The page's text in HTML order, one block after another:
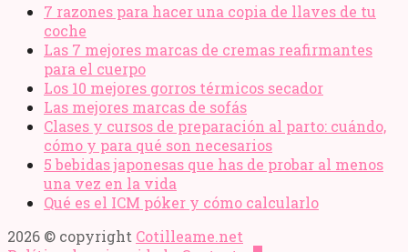
7 razones para hacer una copia de llaves de tu
coche
Las 7 mejores marcas de cremas reafirmantes
para el cuerpo
Los 10 mejores gorros térmicos secador
Las mejores marcas de sofás
Clases y cursos de preparación al parto: cuándo,
cómo y para qué son necesarios
5 bebidas japonesas que has de probar al menos
una vez en la vida
Qué es el ICM póker y cómo calcularlo
2026 © copyright Cotilleame.net